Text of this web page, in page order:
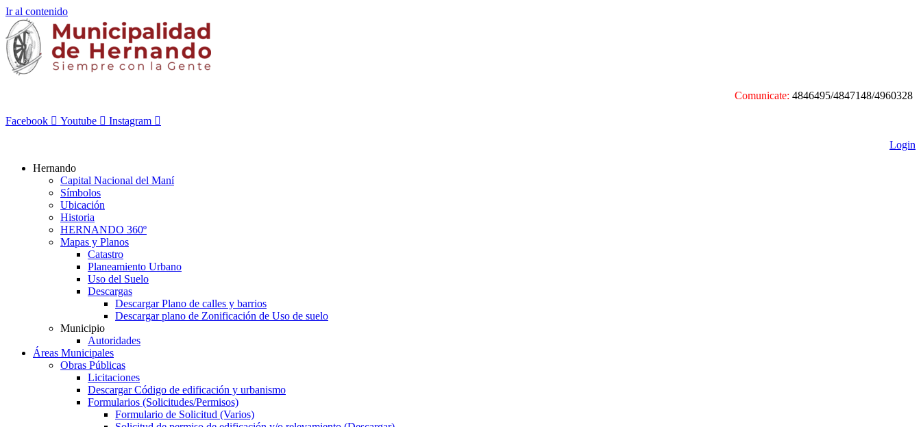
Ir al contenido
Comunicate: 4846495/4847148/4960328
Facebook Youtube Instagram
Login
Hernando
Capital Nacional del Maní
Símbolos
Ubicación
Historia
HERNANDO 360º
Mapas y Planos
Catastro
Planeamiento Urbano
Uso del Suelo
Descargas
Descargar Plano de calles y barrios
Descargar plano de Zonificación de Uso de suelo
Municipio
Autoridades
Áreas Municipales
Obras Públicas
Licitaciones
Descargar Código de edificación y urbanismo
Formularios (Solicitudes/Permisos)
Formulario de Solicitud (Varios)